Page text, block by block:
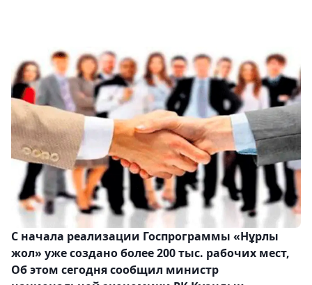
С начала реализации Госпрограммы «Нұрлы
жол» уже создано более 200 тыс. рабочих мест,
Об этом сегодня сообщил министр